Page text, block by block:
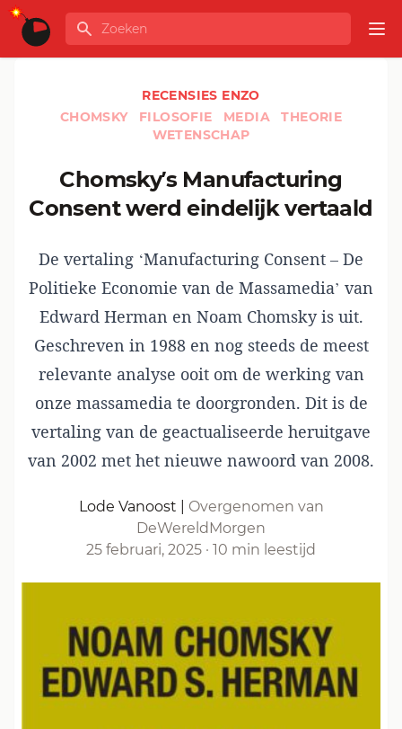
Ga naar de inhoud
GLOBALINFO
Zoeken
RECENSIES ENZO
CHOMSKY
FILOSOFIE MEDIA
THEORIE
WETENSCHAP
Chomsky’s Manufacturing
Consent werd eindelijk vertaald
De vertaling ‘Manufacturing Consent – De
Politieke Economie van de Massamedia’ van
Edward Herman en Noam Chomsky is uit.
Geschreven in 1988 en nog steeds de meest
relevante analyse ooit om de werking van
onze massamedia te doorgronden. Dit is de
vertaling van de geactualiseerde heruitgave
van 2002 met het nieuwe nawoord van 2008.
Lode Vanoost
Overgenomen van
DeWereldMorgen
25 februari, 2025 · 10 min leestijd